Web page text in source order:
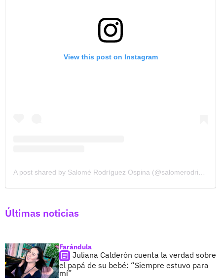
View this post on Instagram
A post shared by Salomé Rodríguez Ospina (@salomerodriguezospi)
Últimas noticias
Farándula
Juliana Calderón cuenta la verdad sobre
el papá de su bebé: “Siempre estuvo para
mí”